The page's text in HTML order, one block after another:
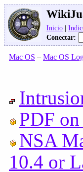
Inicio |
Conectar:
Mac OS – Mac OS
PDF
NSA
10.4 or